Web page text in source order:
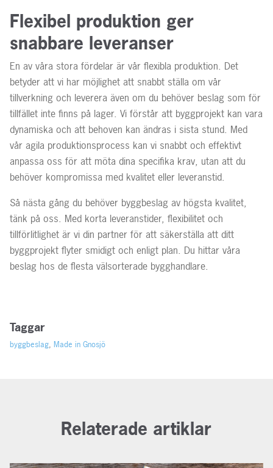
Flexibel produktion ger
snabbare leveranser
En av våra stora fördelar är vår flexibla produktion. Det
betyder att vi har möjlighet att snabbt ställa om vår
tillverkning och leverera även om du behöver beslag som för
tillfället inte finns på lager. Vi förstår att byggprojekt kan vara
dynamiska och att behoven kan ändras i sista stund. Med
vår agila produktionsprocess kan vi snabbt och effektivt
anpassa oss för att möta dina specifika krav, utan att du
behöver kompromissa med kvalitet eller leveranstid.
Så nästa gång du behöver byggbeslag av högsta kvalitet,
tänk på oss. Med korta leveranstider, flexibilitet och
tillförlitlighet är vi din partner för att säkerställa att ditt
byggprojekt flyter smidigt och enligt plan. Du hittar våra
beslag hos de flesta välsorterade bygghandlare.
Taggar
byggbeslag, Made in Gnosjö
Relaterade artiklar